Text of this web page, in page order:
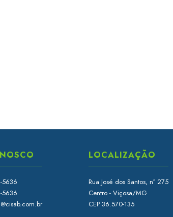
5636
5636
LOCALIZAÇÃO
Rua José dos Santos, nº 275
Centro - Viçosa/MG
CEP 36.570-135